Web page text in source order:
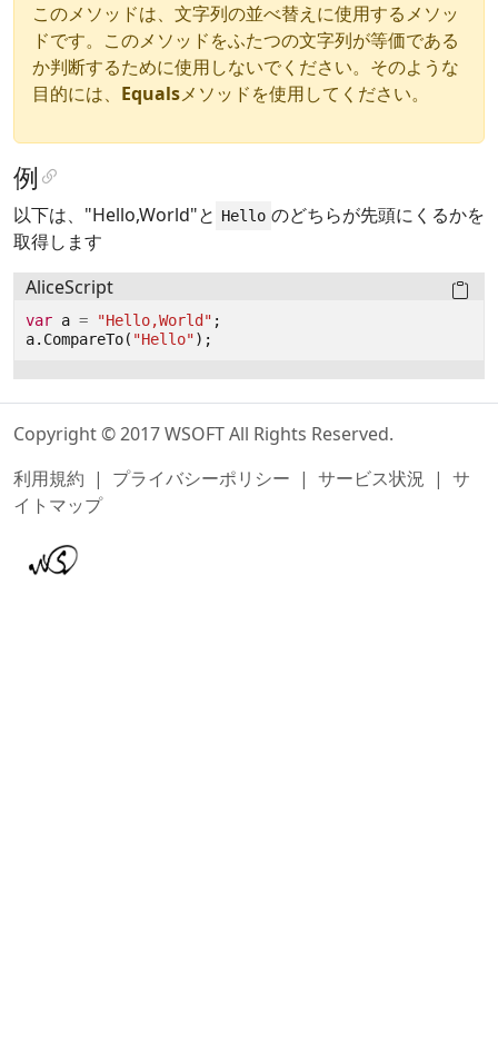
このメソッドは、文字列の並べ替えに使用するメソッ
ドです。このメソッドをふたつの文字列が等価である
か判断するために使用しないでください。そのような
目的には、 Equalsメソッドを使用してください。
例
以下は、"Hello,World"と Hello のどちらが先頭にくるかを
取得します
AliceScript
var a = "Hello,World" ;
a. CompareTo( "Hello");
Copyright © 2017 WSOFT All Rights Reserved.
利用規約 | プライバシーポリシー | サービス状況 | サ
イトマップ